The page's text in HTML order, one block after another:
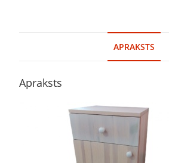
APRAKSTS
Apraksts